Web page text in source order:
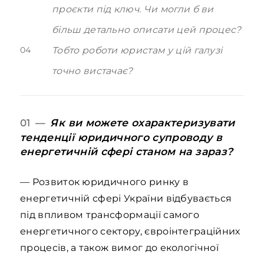
проєкти під ключ. Чи могли б ви
більш детально описати цей процес?
04
Тобто роботи юристам у цій галузі
точно вистачає?
01 — Як ви можете охарактеризувати
тенденції юридичного супроводу в
енергетичній сфері станом на зараз?
— Розвиток юридичного ринку в
енергетичній сфері України відбувається
під впливом трансформації самого
енергетичного сектору, євроінтеграційних
процесів, а також вимог до екологічної